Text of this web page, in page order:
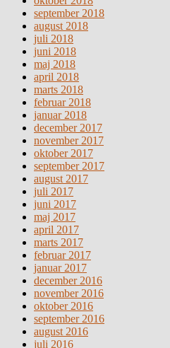
september 2018
august 2018
juli 2018
juni 2018
maj 2018
april 2018
marts 2018
februar 2018
januar 2018
december 2017
november 2017
oktober 2017
september 2017
august 2017
juli 2017
juni 2017
maj 2017
april 2017
marts 2017
februar 2017
januar 2017
december 2016
november 2016
oktober 2016
september 2016
august 2016
juli 2016